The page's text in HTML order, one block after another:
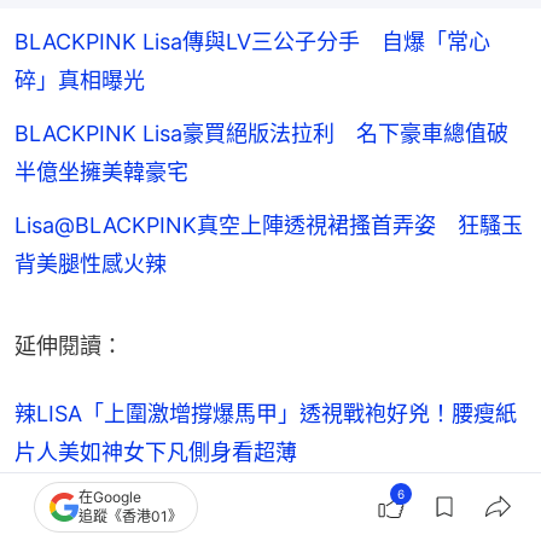
BLACKPINK Lisa傳與LV三公子分手 自爆「常心
碎」真相曝光
BLACKPINK Lisa豪買絕版法拉利 名下豪車總值破
半億坐擁美韓豪宅
Lisa@BLACKPINK真空上陣透視裙搔首弄姿 狂騷玉
背美腿性感火辣
延伸閱讀：
辣LISA「上圍激增撐爆馬甲」透視戰袍好兇！腰瘦紙
片人美如神女下凡側身看超薄
「軟封殺」解封？Angelababy現身官方活動 驚人現
在Google
追蹤《香港01》
6